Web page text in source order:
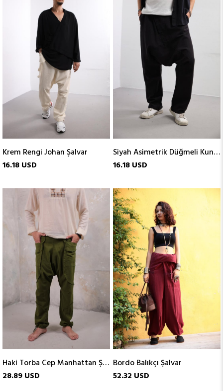
Krem Rengi Johan Şalvar
16.18 USD
Siyah Asimetrik Düğmeli Kunter Şalvar
16.18 USD
Haki Torba Cep Manhattan Şalvar
28.89 USD
Bordo Balıkçı Şalvar
52.32 USD